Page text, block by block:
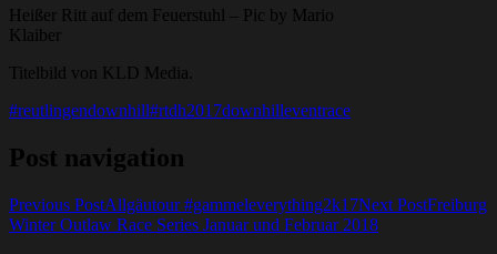
Heißer Ritt auf dem Feuerstuhl – Pic by Mario
Klaiber
Titelbild von KLD Media.
#reutlingendownhill#rtdh2017downhilleventrace
Post navigation
Previous PostAllgäutour #gammeleverything2k17Next PostFreiburg
Winter Outlaw Race Series Januar und Februar 2018